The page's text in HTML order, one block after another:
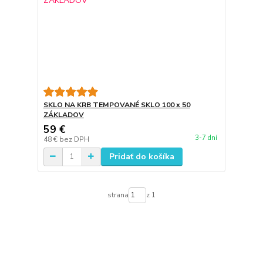
SKLO NA KRB TEMPOVANÉ SKLO 100 x 50
ZÁKLADOV
59 €
48 € bez DPH 3-7 dní
Pridať do košíka
strana z 1